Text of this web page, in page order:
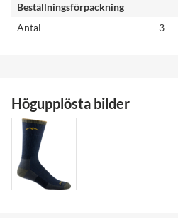
Beställningsförpackning
Antal
3
Högupplösta bilder